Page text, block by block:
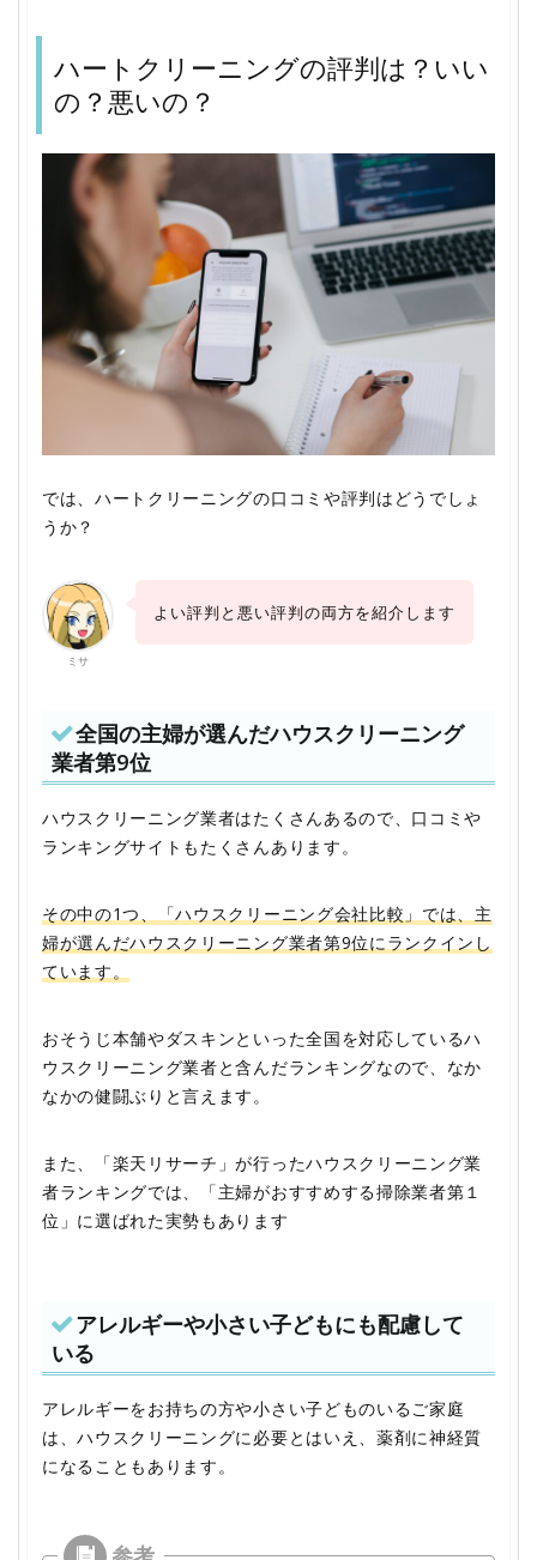
ハートクリーニングの評判は？いい
の？悪いの？
では、ハートクリーニングの口コミや評判はどうでしょ
うか？
ミサ
よい評判と悪い評判の両方を紹介します
全国の主婦が選んだハウスクリーニング
業者第9位
ハウスクリーニング業者はたくさんあるので、口コミや
ランキングサイトもたくさんあります。
その中の1つ、「ハウスクリーニング会社比較」では、主
婦が選んだハウスクリーニング業者第9位にランクインし
ています。
おそうじ本舗やダスキンといった全国を対応しているハ
ウスクリーニング業者と含んだランキングなので、なか
なかの健闘ぶりと言えます。
また、「楽天リサーチ」が行ったハウスクリーニング業
者ランキングでは、「主婦がおすすめする掃除業者第１
位」に選ばれた実勢もあります
アレルギーや小さい子どもにも配慮して
いる
アレルギーをお持ちの方や小さい子どものいるご家庭
は、ハウスクリーニングに必要とはいえ、薬剤に神経質
になることもあります。